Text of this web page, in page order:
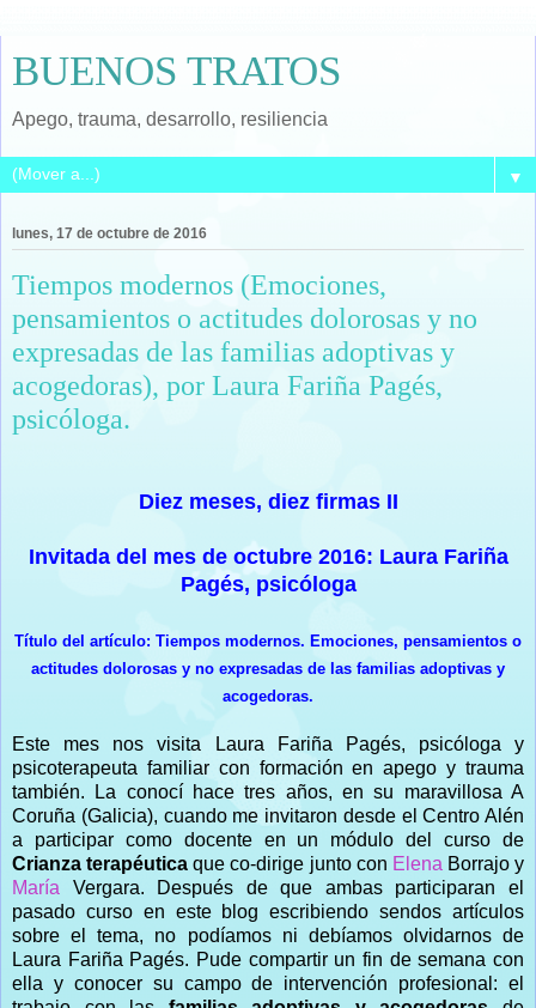
BUENOS TRATOS
Apego, trauma, desarrollo, resiliencia
▼
lunes, 17 de octubre de 2016
Tiempos modernos (Emociones,
pensamientos o actitudes dolorosas y no
expresadas de las familias adoptivas y
acogedoras), por Laura Fariña Pagés,
psicóloga.
Diez meses, diez firmas II
Invitada del mes de octubre 2016: Laura Fariña
Pagés, psicóloga
Título del artículo: Tiempos modernos. Emociones, pensamientos o
actitudes dolorosas y no expresadas de las familias adoptivas y
acogedoras.
Este mes nos visita Laura Fariña Pagés, psicóloga y
psicoterapeuta familiar con formación en apego y trauma
también. La conocí hace tres años, en su maravillosa A
Coruña (Galicia), cuando me invitaron desde el Centro Alén
a participar como docente en un módulo del curso de
Crianza terapéutica que co-dirige junto con Elena Borrajo y
María Vergara. Después de que ambas participaran el
pasado curso en este blog escribiendo sendos artículos
sobre el tema, no podíamos ni debíamos olvidarnos de
Laura Fariña Pagés. Pude compartir un fin de semana con
ella y conocer su campo de intervención profesional: el